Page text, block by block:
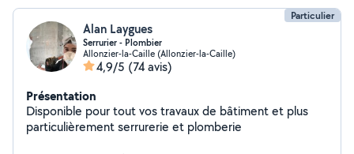
Particulier
Alan Laygues
Serrurier - Plombier
Allonzier-la-Caille (Allonzier-la-Caille)
4,9/5 (74 avis)
Présentation
Disponible pour tout vos travaux de bâtiment et plus
particulièrement serrurerie et plomberie